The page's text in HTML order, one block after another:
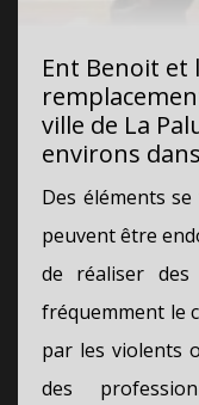
Ent Benoit et
ville de La
environs
Des éléments
peuvent être
de réaliser des
fréquemment le
par les violents
des